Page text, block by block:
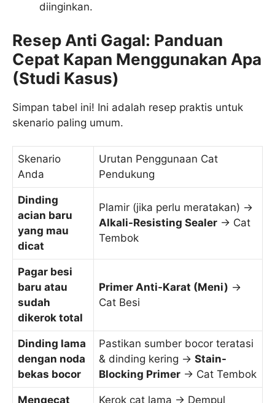
diinginkan.
Resep Anti Gagal: Panduan
Cepat Kapan Menggunakan Apa
(Studi Kasus)
Simpan tabel ini! Ini adalah resep praktis untuk
skenario paling umum.
Skenario
Anda
Urutan Penggunaan Cat
Pendukung
Dinding
acian baru
yang mau
dicat
Plamir (jika perlu meratakan) ->
Alkali-Resisting Sealer -> Cat
Tembok
Pagar besi
baru atau
sudah
dikerok total
Primer Anti-Karat (Meni) ->
Cat Besi
Dinding lama
dengan noda
bekas bocor
Pastikan sumber bocor teratasi
& dinding kering -> Stain-
Blocking Primer -> Cat Tembok
Mengecat
Kerok cat lama -> Dempul